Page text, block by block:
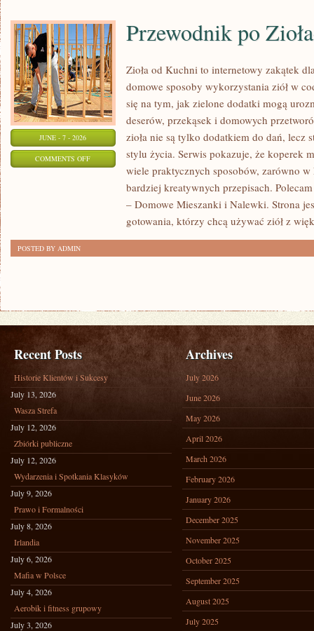
JUNE - 7 - 2026
COMMENTS OFFON
PRZEWODNIK
Przewodnik po
Zioła od Kuchni to internetowy zakątek
domowe sposoby wykorzystania ziół w
się na tym, jak zielone dodatki mogą
deserów, przekąsek i domowych
zioła nie są tylko dodatkiem do dań, lecz
stylu życia. Serwis pokazuje, że koperek
wiele praktycznych sposobów, zarówno
bardziej kreatywnych przepisach.
– Domowe Mieszanki i Nalewki. Strona
gotowania, którzy chcą używać ziół z
POSTED BY ADMIN
Recent Posts
Historie Klientów i Sukcesy
July 13, 2026
Wasza Strefa
July 12, 2026
Zbiórki publiczne
July 12, 2026
Wydarzenia i Spotkania Klasyków
July 9, 2026
Prawo i Formalności
July 8, 2026
Irlandia
July 6, 2026
Mafia w Polsce
July 4, 2026
Aerobik i fitness grupowy
July 3, 2026
Archives
July 2026
June 2026
May 2026
April 2026
March 2026
February 2026
January 2026
December 2025
November 2025
October 2025
September 2025
August 2025
July 2025